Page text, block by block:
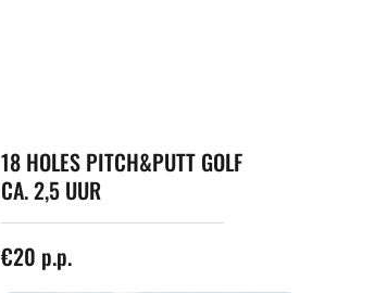
18 HOLES PITCH&PUTT GOLF
CA. 2,5 UUR
€20 p.p.